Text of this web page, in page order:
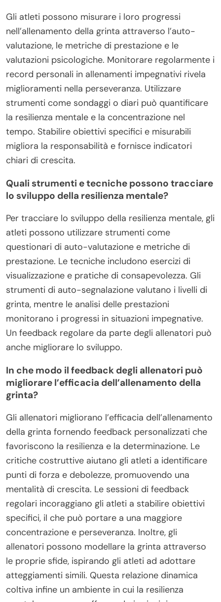
Gli atleti possono misurare i loro progressi
nell’allenamento della grinta attraverso l’auto-
valutazione, le metriche di prestazione e le
valutazioni psicologiche. Monitorare regolarmente i
record personali in allenamenti impegnativi rivela
miglioramenti nella perseveranza. Utilizzare
strumenti come sondaggi o diari può quantificare
la resilienza mentale e la concentrazione nel
tempo. Stabilire obiettivi specifici e misurabili
migliora la responsabilità e fornisce indicatori
chiari di crescita.
Quali strumenti e tecniche possono tracciare
lo sviluppo della resilienza mentale?
Per tracciare lo sviluppo della resilienza mentale, gli
atleti possono utilizzare strumenti come
questionari di auto-valutazione e metriche di
prestazione. Le tecniche includono esercizi di
visualizzazione e pratiche di consapevolezza. Gli
strumenti di auto-segnalazione valutano i livelli di
grinta, mentre le analisi delle prestazioni
monitorano i progressi in situazioni impegnative.
Un feedback regolare da parte degli allenatori può
anche migliorare lo sviluppo.
In che modo il feedback degli allenatori può
migliorare l’efficacia dell’allenamento della
grinta?
Gli allenatori migliorano l’efficacia dell’allenamento
della grinta fornendo feedback personalizzati che
favoriscono la resilienza e la determinazione. Le
critiche costruttive aiutano gli atleti a identificare
punti di forza e debolezze, promuovendo una
mentalità di crescita. Le sessioni di feedback
regolari incoraggiano gli atleti a stabilire obiettivi
specifici, il che può portare a una maggiore
concentrazione e perseveranza. Inoltre, gli
allenatori possono modellare la grinta attraverso
le proprie sfide, ispirando gli atleti ad adottare
atteggiamenti simili. Questa relazione dinamica
coltiva infine un ambiente in cui la resilienza